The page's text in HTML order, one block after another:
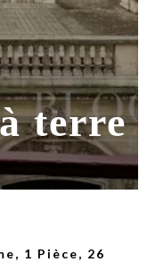
terre
1 Pièce, 26